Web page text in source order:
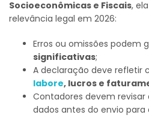
Socioeconômicas e Fiscais,
relevância legal em 2026:
Erros ou omissões podem
significativas;
A declaração deve refletir
labore, lucros e
Contadores devem
dados antes do envio para